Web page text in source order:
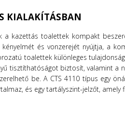
KIALAKÍTÁSBAN
a kazettás toalettek kompakt
és vonzerejét nyújtja, a
toalettek különleges
tisztíthatóságot biztosít, valamint a
be. A CTS 4110 típus egy
és egy tartályszint-jelzőt, amely